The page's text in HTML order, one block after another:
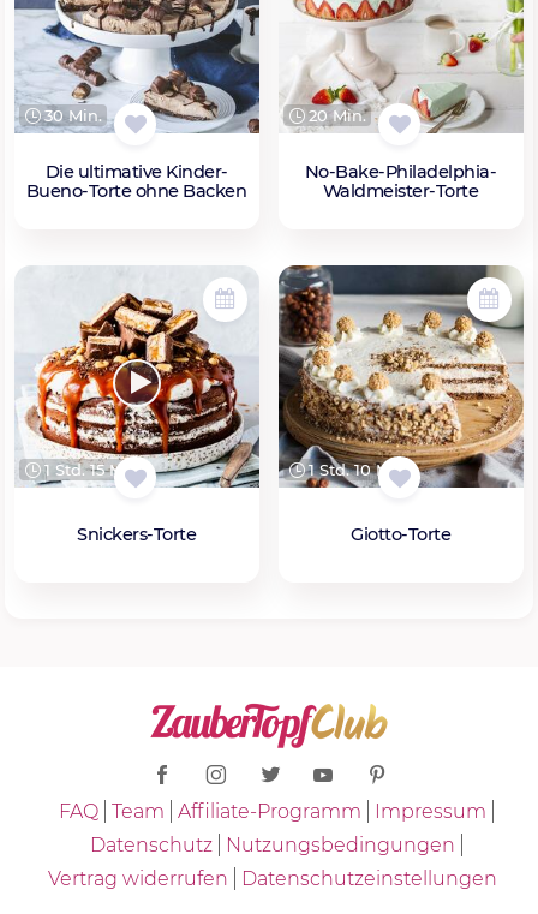
30 Min.
Die ultimative Kinder-
Bueno-Torte ohne Backen
20 Min.
No-Bake-Philadelphia-
Waldmeister-Torte
1 Std. 15 Min.
Snickers-Torte
1 Std. 10 Min.
Giotto-Torte
FAQ Team Affiliate-Programm
Impressum
Datenschutz
Nutzungsbedingungen
Vertrag widerrufen
Datenschutzeinstellungen